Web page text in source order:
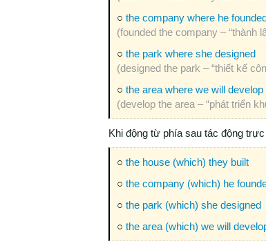
○ the company where he
(founded the company – “thành
○ the park where she designed
(designed the park – “thiết kế
○ the area where we will develop
(develop the area – “phát triển
Khi động từ phía sau tác động
○ the house (which) they built
○ the company (which) he
○ the park (which) she designed
○ the area (which) we will